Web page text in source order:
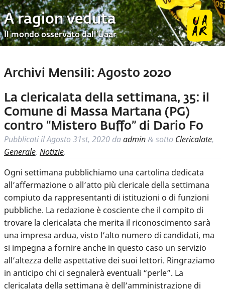
A ragion veduta
Il mondo osservato dall’Uaar
Archivi Mensili: Agosto 2020
La clericalata della settimana, 35: il
Comune di Massa Martana (PG)
contro “Mistero Buffo” di Dario Fo
Pubblicati ilAgosto 31st, 2020 daadmin & sotto Clericalate,
Generale, Notizie.
Ogni settimana pubblichiamo una cartolina dedicata
all’affermazione o all’atto più clericale della settimana
compiuto da rappresentanti di istituzioni o di funzioni
pubbliche. La redazione è cosciente che il compito di
trovare la clericalata che merita il riconoscimento sarà
una impresa ardua, visto l’alto numero di candidati, ma
si impegna a fornire anche in questo caso un servizio
all’altezza delle aspettative dei suoi lettori. Ringraziamo
in anticipo chi ci segnalerà eventuali “perle”. La
clericalata della settimana è dell’amministrazione di